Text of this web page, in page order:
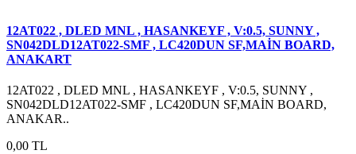
12AT022 , DLED MNL , HASANKEYF , V:0.5, SUNNY ,
SN042DLD12AT022-SMF , LC420DUN SF,MAİN BOARD,
ANAKART
12AT022 , DLED MNL , HASANKEYF , V:0.5, SUNNY ,
SN042DLD12AT022-SMF , LC420DUN SF,MAİN BOARD,
ANAKAR..
0,00 TL